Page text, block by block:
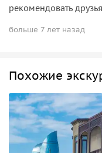
рекомендовать
больше 7 лет назад
Похожие